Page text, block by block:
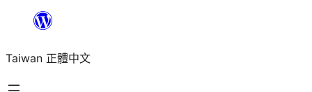
主
要
Taiwan 正體中文